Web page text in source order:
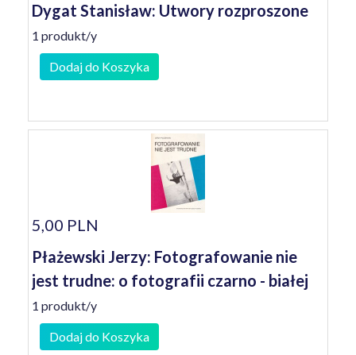
Dygat Stanisław: Utwory rozproszone
1 produkt/y
Dodaj do Koszyka
5,00 PLN
Płażewski Jerzy: Fotografowanie nie
jest trudne: o fotografii czarno - białej
1 produkt/y
Dodaj do Koszyka